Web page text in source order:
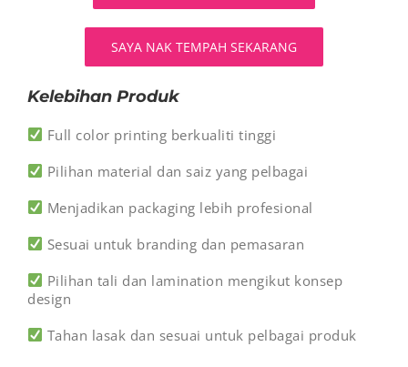
SAYA NAK TEMPAH SEKARANG
Kelebihan Produk
Full color printing berkualiti tinggi
Pilihan material dan saiz yang pelbagai
Menjadikan packaging lebih profesional
Sesuai untuk branding dan pemasaran
Pilihan tali dan lamination mengikut konsep
design
Tahan lasak dan sesuai untuk pelbagai produk